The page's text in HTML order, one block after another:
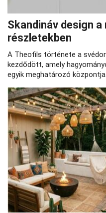
Skandináv design a
részletekben
A Theofils története a
kezdődött, amely
egyik meghatározó központja.